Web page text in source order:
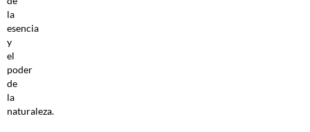
la
esencia
y
el
poder
de
la
naturaleza.